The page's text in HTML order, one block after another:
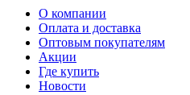
О компании
Оплата и доставка
Оптовым покупателям
Акции
Где купить
Новости